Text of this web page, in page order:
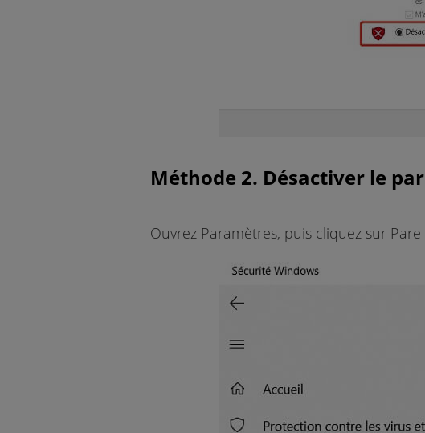
Méthode 2. Désactiver le
Ouvrez Paramètres, puis cliquez sur